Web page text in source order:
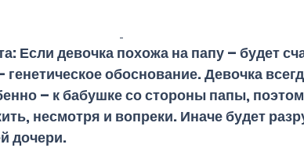
обоснование. Девочка
– к бабушке со стороны папы,
несмотря и вопреки. Иначе будет
дочери.